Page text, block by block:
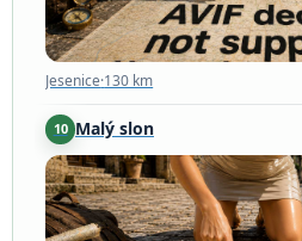
Jesenice·130 km
10 Malý slon
Graz·146 km